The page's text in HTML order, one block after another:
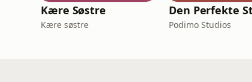
Kære Søstre
Kære søstre Podimo Studios